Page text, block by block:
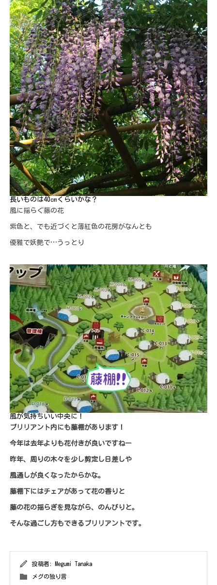
長いものは40㎝くらいかな？
風に揺らぐ藤の花
紫色と、でも近づくと薄紅色の花房がなんとも
優雅で妖艶で…うっとり
風が気持ちいい中央に！
ブリリアント内にも藤棚があります！
今年は去年よりも花付きが良いですねー
昨年、周りの木々を少し剪定し日差しや
風通しが良くなったからかな。
藤棚下にはチェアがあって花の香りと
藤の花の揺らぎを見ながら、のんびりと。
そんな過ごし方もできるブリリアントです。
投稿者: Megumi Tanaka
メグの独り言